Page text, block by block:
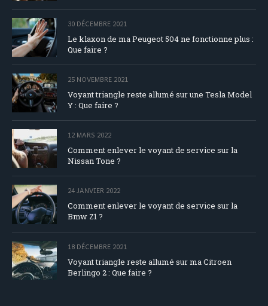
30 DÉCEMBRE 2021
Le klaxon de ma Peugeot 504 ne fonctionne plus :
Que faire ?
25 NOVEMBRE 2021
Voyant triangle reste allumé sur une Tesla Model
Y : Que faire ?
12 MARS 2022
Comment enlever le voyant de service sur la
Nissan Tone ?
24 JANVIER 2022
Comment enlever le voyant de service sur la
Bmw Z1 ?
18 DÉCEMBRE 2021
Voyant triangle reste allumé sur ma Citroen
Berlingo 2 : Que faire ?